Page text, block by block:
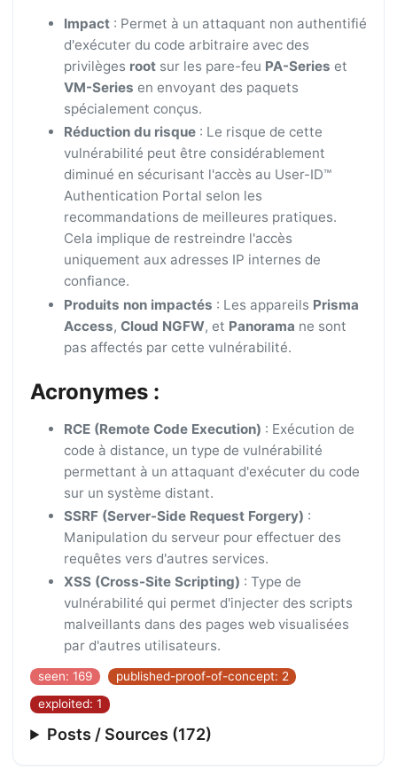
Impact: Permet à un attaquant non authentifié
d'exécuter du code arbitraire avec des
privilèges rootsur les pare-feu PA-Series et
VM-Series en envoyant des paquets
spécialement conçus.
Réduction du risque: Le risque de cette
vulnérabilité peut être considérablement
diminué en sécurisant l'accès au User-ID™
Authentication Portal selon les
recommandations de meilleures pratiques.
Cela implique de restreindre l'accès
uniquement aux adresses IP internes de
confiance.
Produits non impactés : Les appareils Prisma
Access, Cloud NGFW, et Panorama ne sont
pas affectés par cette vulnérabilité.
Acronymes :
RCE (Remote Code Execution) : Exécution de
code à distance, un type de vulnérabilité
permettant à un attaquant d'exécuter du code
sur un système distant.
SSRF (Server-Side Request Forgery) :
Manipulation du serveur pour effectuer des
requêtes vers d'autres services.
XSS (Cross-Site Scripting) : Type de
vulnérabilité qui permet d'injecter des scripts
malveillants dans des pages web visualisées
par d'autres utilisateurs.
seen: 169
published-proof-of-concept: 2
exploited: 1
Posts / Sources (172)